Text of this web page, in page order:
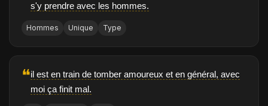
s'y prendre avec les hommes.
Hommes Unique Type
❝il est en train de tomber amoureux et en général, avec
moi ça finit mal.